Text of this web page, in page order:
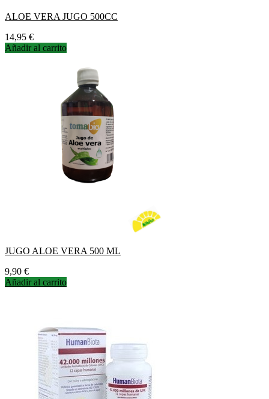
ALOE VERA JUGO 500CC
Precio
14,95 €
Añadir al carrito
JUGO ALOE VERA 500 ML
Precio
9,90 €
Añadir al carrito